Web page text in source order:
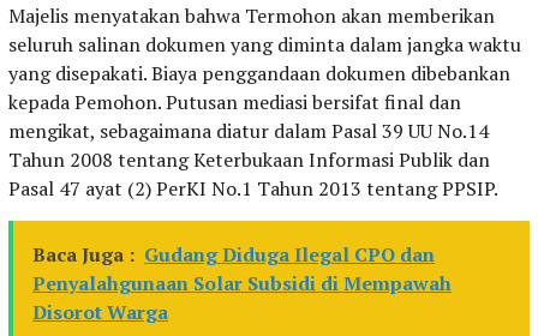
Majelis menyatakan bahwa Termohon akan memberikan
seluruh salinan dokumen yang diminta dalam jangka waktu
yang disepakati. Biaya penggandaan dokumen dibebankan
kepada Pemohon. Putusan mediasi bersifat final dan
mengikat, sebagaimana diatur dalam Pasal 39 UU No.14
Tahun 2008 tentang Keterbukaan Informasi Publik dan
Pasal 47 ayat (2) PerKI No.1 Tahun 2013 tentang PPSIP.
Baca Juga : Gudang Diduga Ilegal CPO dan
Penyalahgunaan Solar Subsidi di Mempawah
Disorot Warga